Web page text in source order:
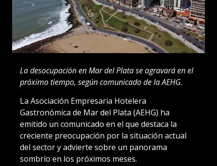
La desocupación en Mar del Plata se agravará en el
próximo tiempo, según comunicado de la AEHG.
La Asociación Empresaria Hotelera
Gastronómica de Mar del Plata (AEHG) ha
emitido un comunicado en el que destaca la
creciente preocupación por la situación actual
del sector y advierte sobre un panorama
sombrío en los próximos meses.